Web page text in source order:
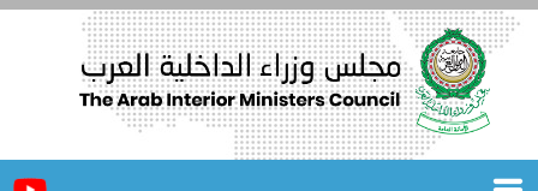
الرئيسية